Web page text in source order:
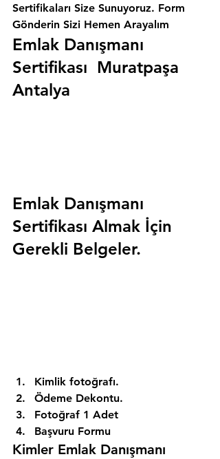
Sertifikaları Size Sunuyoruz. Form
Gönderin Sizi Hemen Arayalım
Emlak Danışmanı
Sertifikası  Muratpaşa
Antalya
Emlak Danışmanı
Sertifikası Almak İçin
Gerekli Belgeler.
Kimlik fotoğrafı.
Ödeme Dekontu.
Fotoğraf 1 Adet
Başvuru Formu
Kimler Emlak Danışmanı